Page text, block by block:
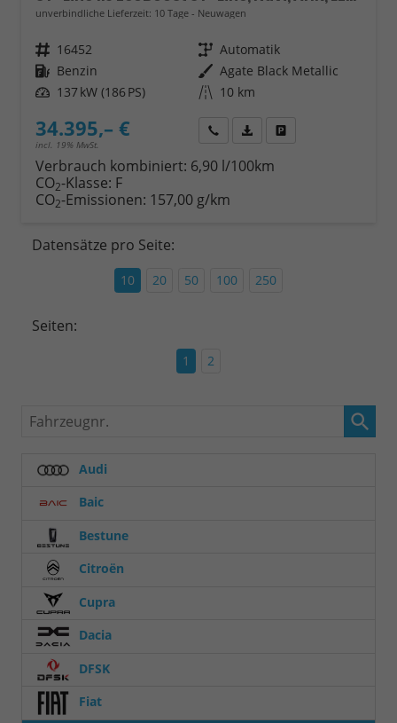
unverbindliche Lieferzeit: 10 Tage Neuwagen
Fahrzeugnr. 16452 Getriebe Automatik
Kraftstoff Benzin Außenfarbe Agate Black Metallic
Leistung 137 kW (186 PS) Kilometerstand 10 km
34.395,– €
incl. 19% MwSt.
Wir rufen Sie anFahrzeugexposé (PDF)
Verbrauch kombiniert: 6,90 l/100km
CO2-Klasse: F
CO2-Emissionen: 157,00 g/km
Datensätze pro Seite:
10 20 50 100 250
Seiten:
1 2
Fahrzeugnr.
Audi
Baic
Bestune
Citroën
Cupra
Dacia
DFSK
Fiat